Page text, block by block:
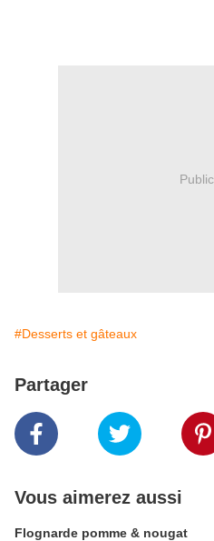
#Desserts et gâteaux
Partager
Vous aimerez aussi
Flognarde pomme & nougat